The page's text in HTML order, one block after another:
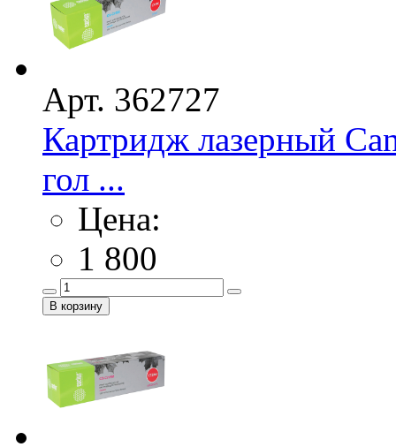
Арт. 362727
Картридж лазерный
гол ...
Цена:
1 800